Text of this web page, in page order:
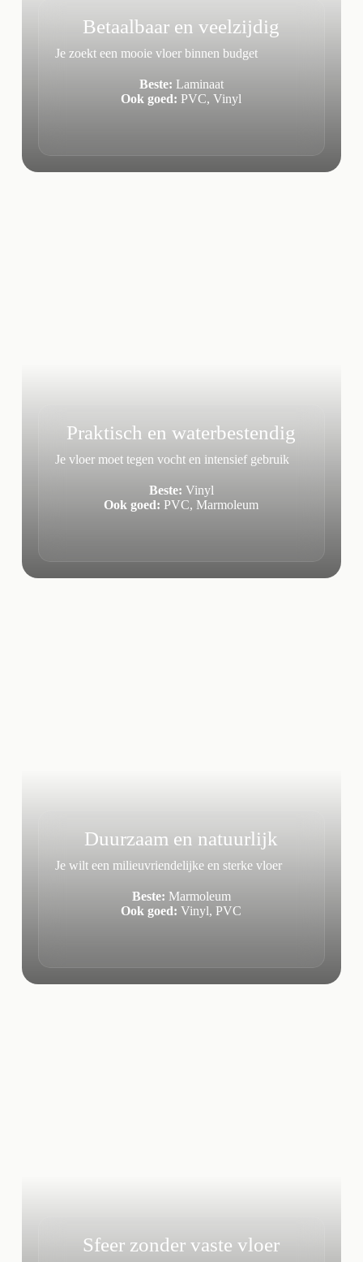
Betaalbaar en veelzijdig
Je zoekt een mooie vloer binnen budget
Beste: Laminaat
Ook goed: PVC, Vinyl
Praktisch en waterbestendig
Je vloer moet tegen vocht en intensief gebruik
Beste: Vinyl
Ook goed: PVC, Marmoleum
Duurzaam en natuurlijk
Je wilt een milieuvriendelijke en sterke vloer
Beste: Marmoleum
Ook goed: Vinyl, PVC
Sfeer zonder vaste vloer